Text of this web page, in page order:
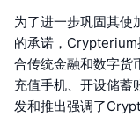
为了进一步巩固其使
的承诺，Crypterium
合传统金融和数字货
充值手机、开设储蓄
发和推出强调了